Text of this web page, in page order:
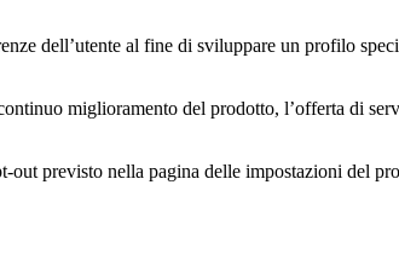
dell’utente al fine di sviluppare un profilo
miglioramento del prodotto, l’offerta di
previsto nella pagina delle impostazioni del